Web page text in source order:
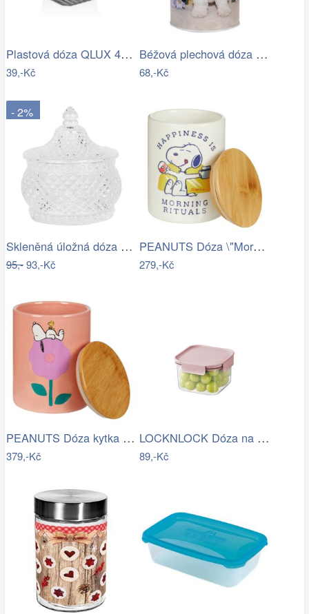
Plastová dóza QLUX 400ml
39,-Kč
Béžová plechová dóza kasička s pejskem …
68,-Kč
- 2%
Skleněná úložná dóza na curovinky - Ø…
95,-93,-Kč
PEANUTS Dóza \"Morning Rituals\"…
279,-Kč
PEANUTS Dóza kytka velká - růžová
379,-Kč
LOCKNLOCK Dóza na potraviny LOCK 860ml…
89,-Kč